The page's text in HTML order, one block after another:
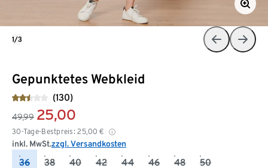
Gepunktetes Webkleid
(130)
49,99 25,00
30-Tage-Bestpreis: 25,00 €
inkl. MwSt.zzgl. Versandkosten
36 38 40 42 44 46 48 50
1/3